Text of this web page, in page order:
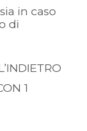
in caso
di
1